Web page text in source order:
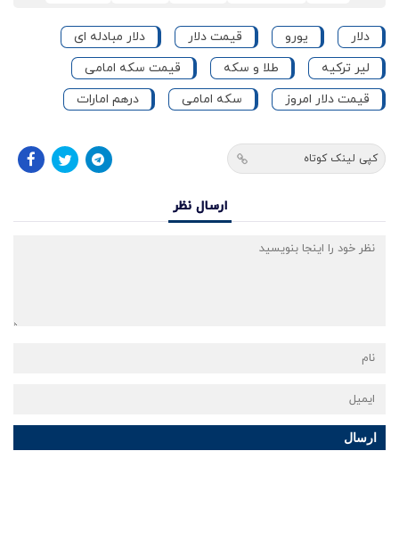
دلار یورو قیمت دلار
دلار مبادله ای
لیر ترکیه
طلا و سکه
قیمت سکه امامی
قیمت دلار امروز
سکه امامی درهم امارات
کپی لینک کوتاه
ارسال نظر
ارسال